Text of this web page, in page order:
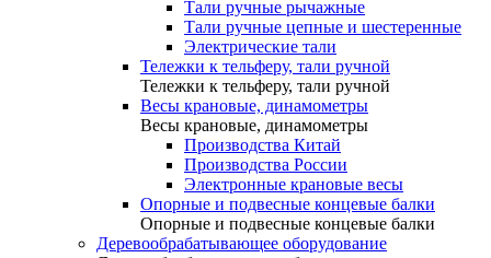
Тали ручные рычажные
Тали ручные цепные и шестеренные
Электрические тали
Тележки к тельферу, тали ручной
Тележки к тельферу, тали ручной
Весы крановые, динамометры
Весы крановые, динамометры
Производства Китай
Производства России
Электронные крановые весы
Опорные и подвесные концевые балки
Опорные и подвесные концевые балки
Деревообрабатывающее оборудование